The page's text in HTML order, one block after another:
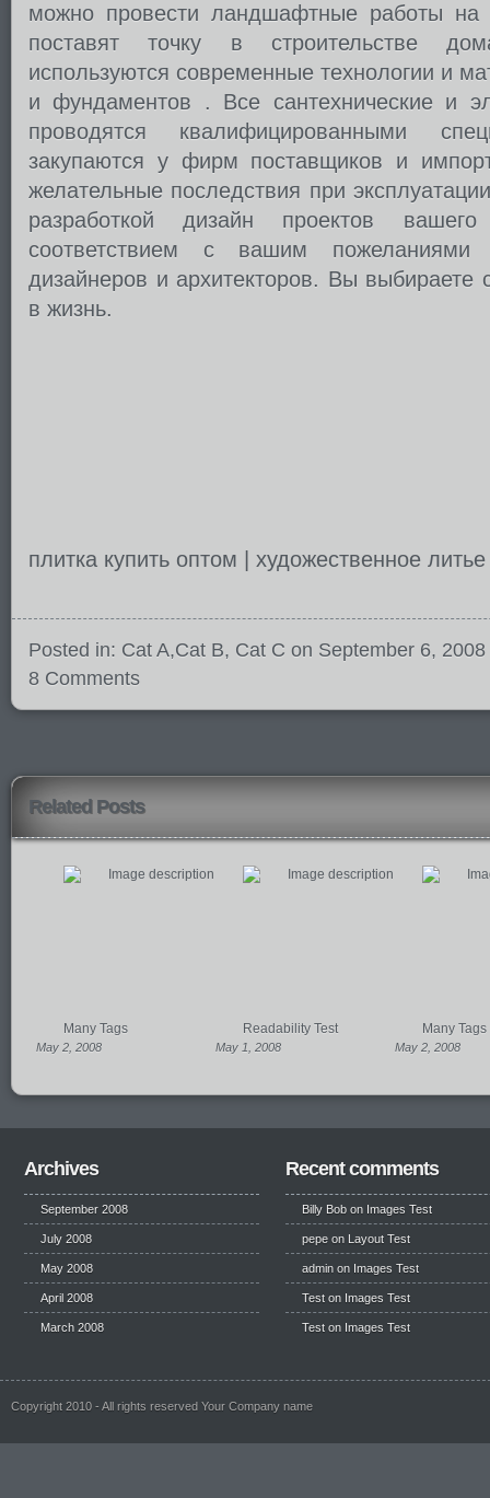
можно провести ландшафтные работы на
поставят точку в строительстве
используются современные технологии и
и фундаментов . Все сантехнические и
проводятся квалифицированными
закупаются у фирм поставщиков и
желательные последствия при
разработкой дизайн проектов
соответствием с вашим
дизайнеров и архитекторов. Вы
в жизнь.
плитка купить оптом художественное
Posted in: Cat A,Cat B, Cat C on September 6, 2008
8 Comments
Related Posts
Many Tags
May 2, 2008
Readability Test
May 1, 2008
Many Tags
May 2, 2008
Archives
September 2008
July 2008
May 2008
April 2008
March 2008
Recent comments
Billy Bob on Images Test
pepe on Layout Test
admin on Images Test
Test on Images Test
Test on Images Test
Copyright 2010 - All rights reserved Your Company name